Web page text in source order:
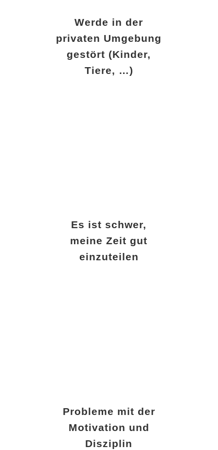
Werde in der
privaten Umgebung
gestört (Kinder,
Tiere, …)
Es ist schwer,
meine Zeit gut
einzuteilen
Probleme mit der
Motivation und
Disziplin